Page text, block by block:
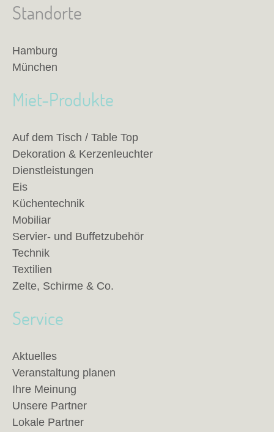
Standorte
Hamburg
München
Miet-Produkte
Auf dem Tisch / Table Top
Dekoration & Kerzenleuchter
Dienstleistungen
Eis
Küchentechnik
Mobiliar
Servier- und Buffetzubehör
Technik
Textilien
Zelte, Schirme & Co.
Service
Aktuelles
Veranstaltung planen
Ihre Meinung
Unsere Partner
Lokale Partner